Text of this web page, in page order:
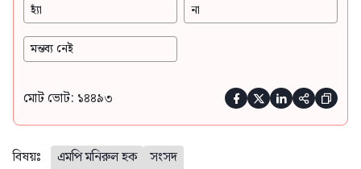
হ্যাঁ না
মন্তব্য নেই
মোট ভোট: ১৪৪৯৩     
বিষয়ঃ এমপি মনিরুল হক সংসদ